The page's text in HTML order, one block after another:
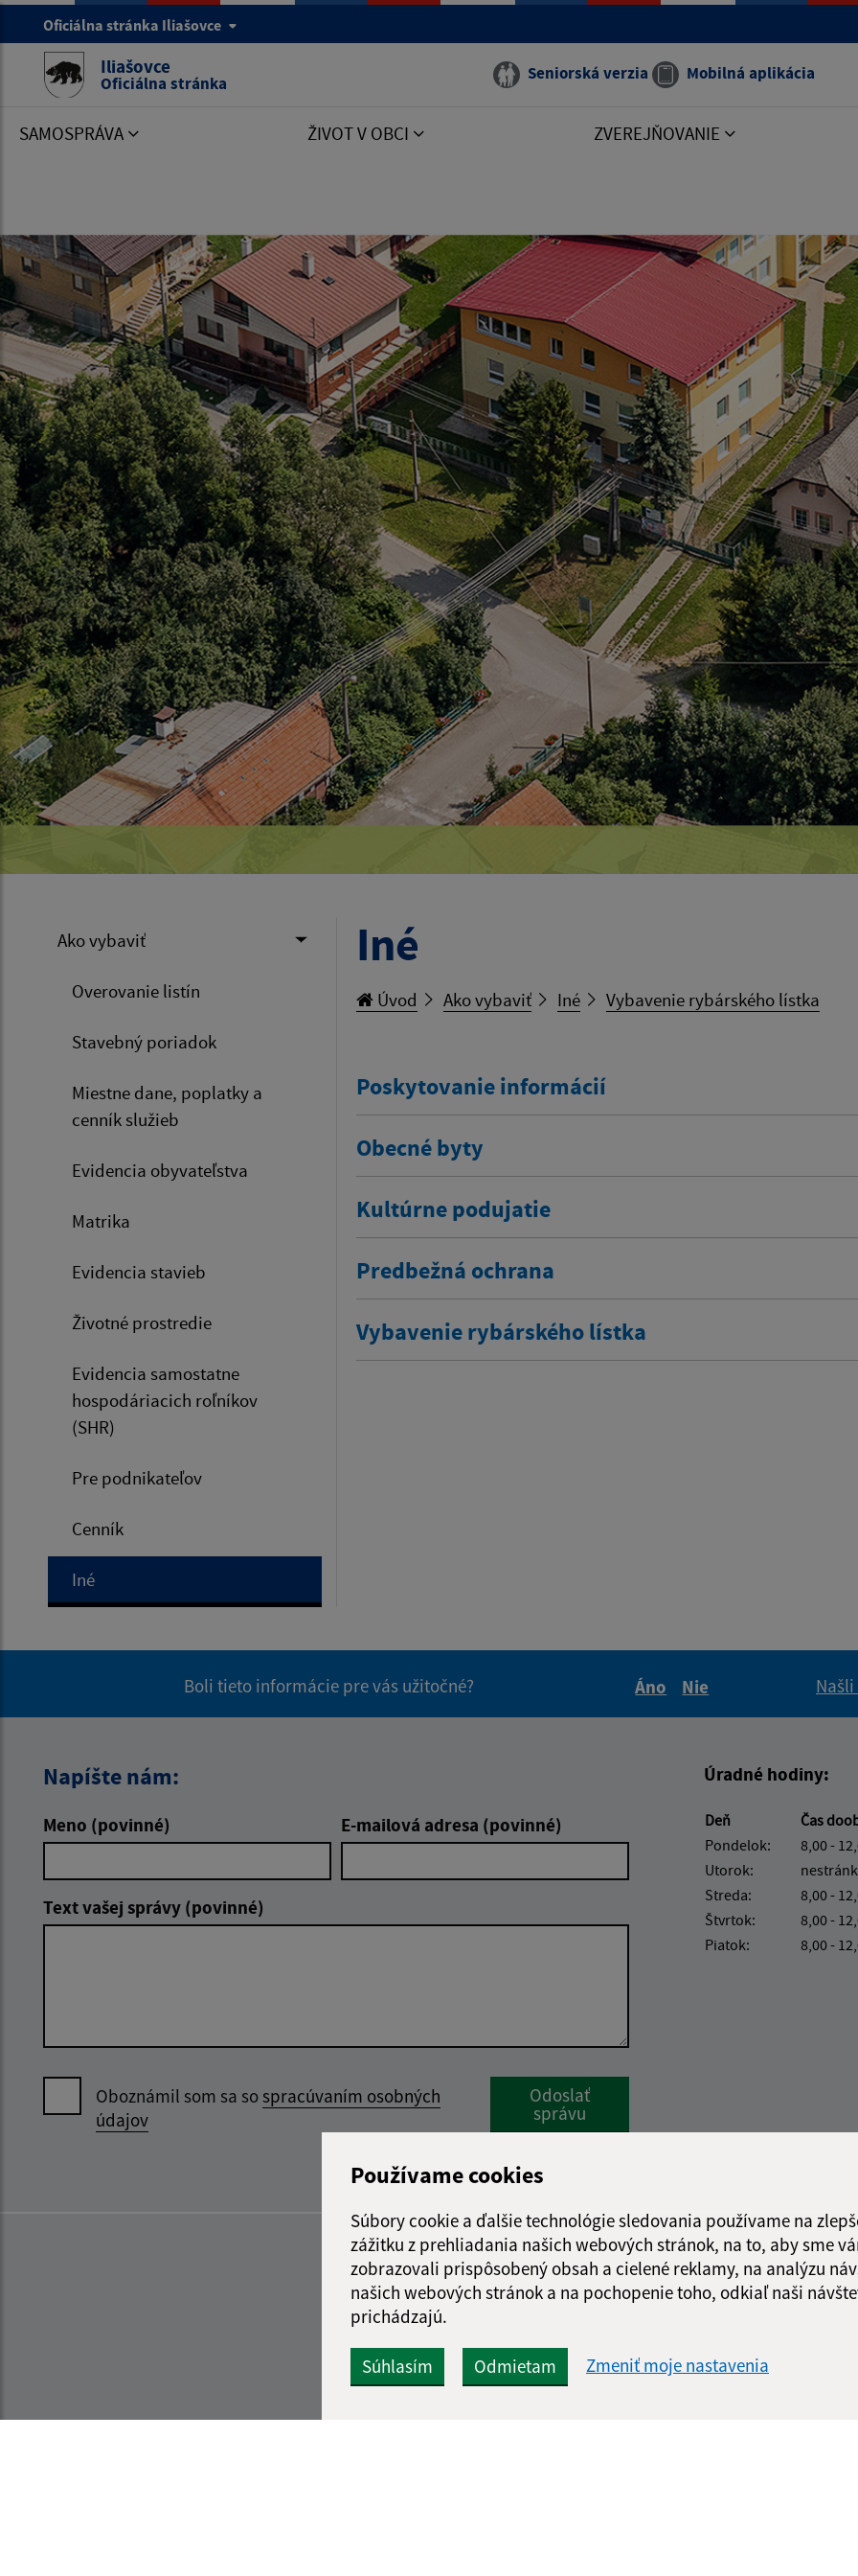
Používame cookies
Súbory cookie a ďalšie technológie sledovania používame na
zážitku z prehliadania našich webových stránok, na to, aby sme
zobrazovali prispôsobený obsah a cielené reklamy, na analýzu
našich webových stránok a na pochopenie toho, odkiaľ naši
prichádzajú.
Súhlasím Odmietam Zmeniť moje nastavenia
Oficiálna stránka Iliašovce
Iliašovce
Oficiálna stránka Seniorská verzia Mobilná aplikácia
SAMOSPRÁVA ŽIVOT V OBCI ZVEREJŇOVANIE
Ako vybaviť
Overovanie listín
Stavebný poriadok
Miestne dane, poplatky a
cenník služieb
Evidencia obyvateľstva
Matrika
Evidencia stavieb
Životné prostredie
Evidencia samostatne
hospodáriacich roľníkov
(SHR)
Pre podnikateľov
Cenník
Iné
Iné
Úvod Ako vybaviť Iné Vybavenie rybárského lístka
Poskytovanie informácií
Obecné byty
Kultúrne podujatie
Predbežná ochrana
Vybavenie rybárského lístka
Boli tieto informácie pre vás užitočné?
Áno
Nie
Napíšte nám:
Meno (povinné) E-mailová adresa (povinné)
Text vašej správy (povinné)
Oboznámil som sa sospracúvaním osobných
údajov
Google reCaptcha Response
Odoslať
správu
Úradné hodiny:
Deň Čas
Pondelok:
8,00 -
Utorok:
Streda:
8,00 -
Štvrtok:
8,00 -
Piatok:
8,00 -